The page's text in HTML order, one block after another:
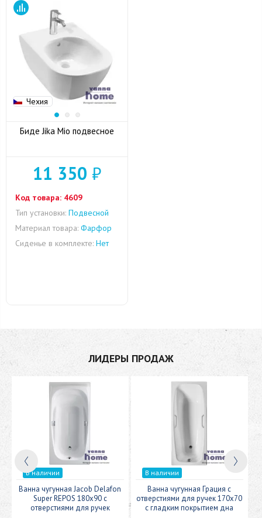
Чехия
Биде Jika Mio подвесное
11 350 ₽
Код товара: 4609
Тип установки: Подвесной
Материал товара: Фарфор
Сиденье в комплекте: Нет
ЛИДЕРЫ ПРОДАЖ
В наличии
Ванна чугунная Jacob Delafon
Super REPOS 180х90 с
отверстиями для ручек
В наличии
Ванна чугунная Грация с
отверстиями для ручек 170х70
с гладким покрытием дна